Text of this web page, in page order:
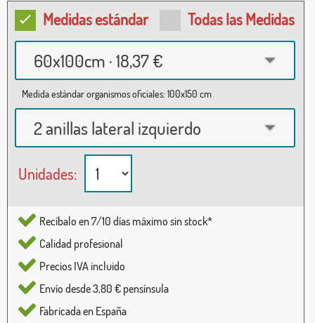
Medidas estándar Todas las Medidas
60x100cm · 18,37 €
Medida estándar organismos oficiales: 100x150 cm
2 anillas lateral izquierdo
Unidades:
Recíbalo en 7/10 días máximo sin stock*
Calidad profesional
Precios IVA incluido
Envío desde 3,80 € pensínsula
Fabricada en España